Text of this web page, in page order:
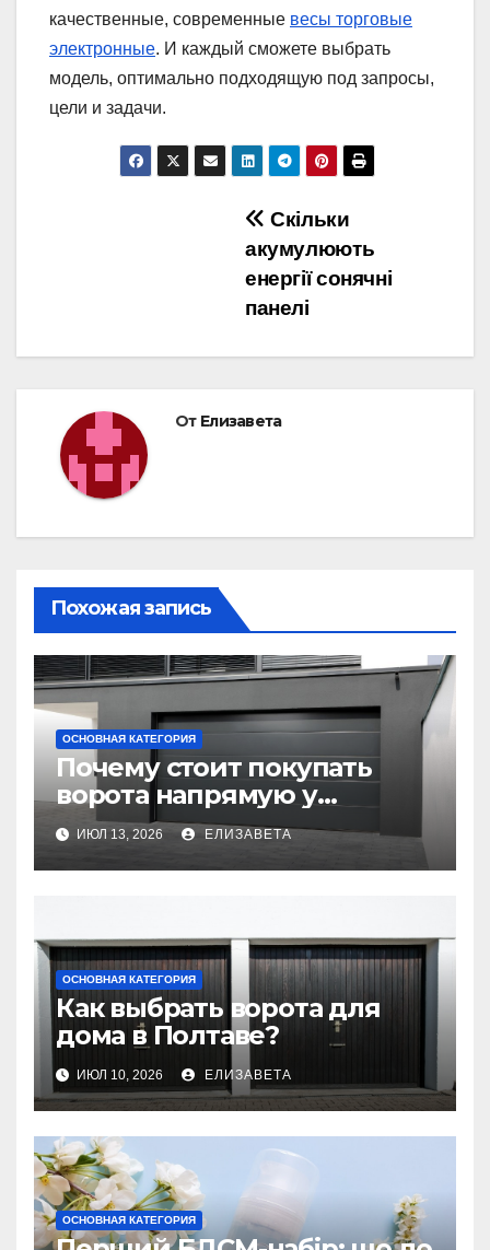
качественные, современные весы торговые
электронные. И каждый сможете выбрать
модель, оптимально подходящую под запросы,
цели и задачи.
Скільки
акумулюють
енергії сонячні
панелі
От Елизавета
Похожая запись
ОСНОВНАЯ КАТЕГОРИЯ
Почему стоит покупать
ворота напрямую у
производителя
ИЮЛ 13, 2026 ЕЛИЗАВЕТА
ОСНОВНАЯ КАТЕГОРИЯ
Как выбрать ворота для
дома в Полтаве?
ИЮЛ 10, 2026 ЕЛИЗАВЕТА
ОСНОВНАЯ КАТЕГОРИЯ